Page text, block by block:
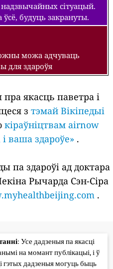
сітуацый.
ўсё, будуць закрануты.
можа адчуваць
для здароўя
якасць паветра і
з тэмай Вікіпедыі
кіраўніцтвам airnow
ваша здароўе» .
па здароўі ад доктара
Рычарда Сэн-Сіра
.
: Усе дадзеныя па якасці
на момант публікацыі, і ў
гэтых дадзеныя могуць быць